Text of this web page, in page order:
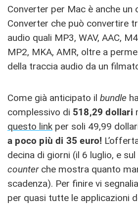
Converter per Mac è anche un
Converter che può convertire
audio quali MP3, WAV, AAC,
MP2, MKA, AMR, oltre a
della traccia audio da un
Come già anticipato il bundle
complessivo di 518,29 dollari
questo link per soli 49,99
a poco più di 35 euro!
decina di giorni (il 6 luglio, e
counterche mostra quanto
scadenza). Per finire vi
per quasi tutte le applicazioni